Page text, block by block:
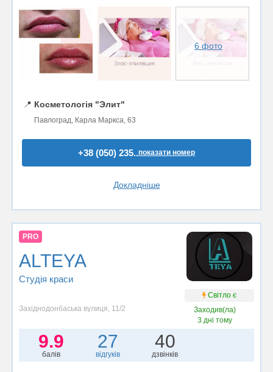
6 фото
📍 Косметологія "Элит"
Павлоград, Карла Маркса, 63
+38 (050) 235..показати номер
Докладніше
PRO
ALTEYA
Студія краси
Світло є
Західнодонбаська вулиця, 11/2
Заходив(ла)
3 дні тому
9.9
балів
27
відгуків
40
дзвінків